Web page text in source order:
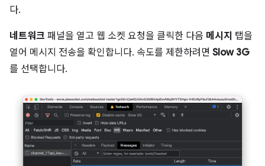
다.
네트워크 패널을 열고 웹 소켓 요청을 클릭한 다음 메시지 탭을
열어 메시지 전송을 확인합니다. 속도를 제한하려면 Slow 3G
를 선택합니다.